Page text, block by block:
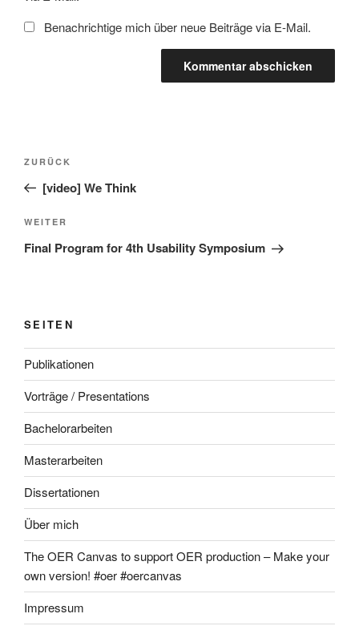
Benachrichtige mich über neue Beiträge via E-Mail.
Beitragsnavigation
Vorheriger
Beitrag
ZURÜCK
[video] We Think
Nächster
Beitrag
WEITER
Final Program for 4th Usability Symposium
SEITEN
Publikationen
Vorträge / Presentations
Bachelorarbeiten
Masterarbeiten
Dissertationen
Über mich
The OER Canvas to support OER production – Make your
own version! #oer #oercanvas
Impressum